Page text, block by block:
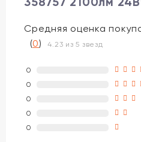
Средняя оценка
(0)4.23 из 5 звезд
0
0
0
0
0